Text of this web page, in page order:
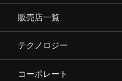
販売店一覧
テクノロジー
コーポレート